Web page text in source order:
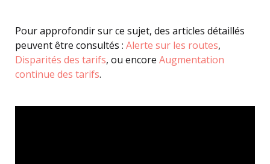
Pour approfondir sur ce sujet, des articles détaillés
peuvent être consultés : Alerte sur les routes,
Disparités des tarifs, ou encore Augmentation
continue des tarifs.